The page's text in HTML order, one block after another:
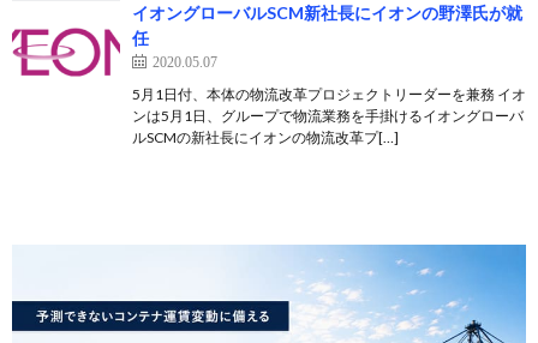
イオングローバルSCM新社長にイオンの野澤氏が就
任
2020.05.07
5月1日付、本体の物流改革プロジェクトリーダーを兼務 イオ
ンは5月1日、グループで物流業務を手掛けるイオングローバ
ルSCMの新社長にイオンの物流改革プ[…]